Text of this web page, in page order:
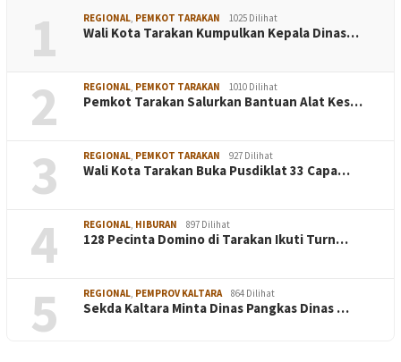
1 REGIONAL, PEMKOT TARAKAN 1025 Dilihat
Wali Kota Tarakan Kumpulkan Kepala Dinas…
2 REGIONAL, PEMKOT TARAKAN 1010 Dilihat
Pemkot Tarakan Salurkan Bantuan Alat Kes…
3 REGIONAL, PEMKOT TARAKAN 927 Dilihat
Wali Kota Tarakan Buka Pusdiklat 33 Capa…
4 REGIONAL, HIBURAN 897 Dilihat
128 Pecinta Domino di Tarakan Ikuti Turn…
5 REGIONAL, PEMPROV KALTARA 864 Dilihat
Sekda Kaltara Minta Dinas Pangkas Dinas …